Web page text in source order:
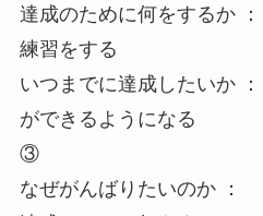
達成のために何をするか
練習をする
いつまでに達成したいか
ができるようになる
③
なぜがんばりたいのか ：